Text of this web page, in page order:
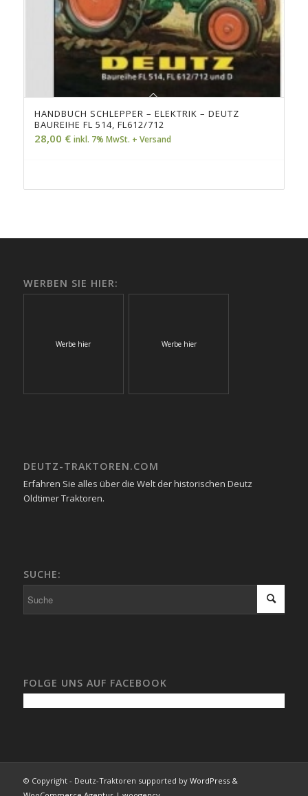
HANDBUCH SCHLEPPER – ELEKTRIK – DEUTZ
BAUREIHE FL 514, FL612/712
28,00 € inkl. 7% MwSt. + Versand
WERBEN SIE HIER:
Werbe hier Werbe hier
DEUTZ-TRAKTOREN.COM
Erfahren Sie alles über die Welt der historischen Deutz
Oldtimer Traktoren.
SUCHE:
FOLGE UNS AUF FACEBOOK
© Copyright - Deutz-Traktoren supported by WordPress &